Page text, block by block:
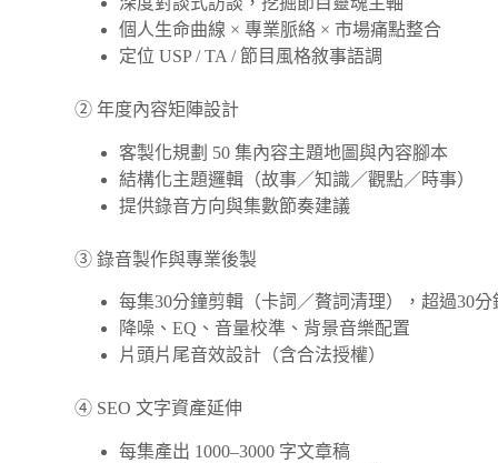
個人生命曲線 × 專業脈絡 × 市場痛點整合
定位 USP / TA / 節目風格敘事語調
② 年度內容矩陣設計
客製化規劃 50 集內容主題地圖與內容腳本
結構化主題邏輯（故事／知識／觀點／時事）
提供錄音方向與集數節奏建議
③ 錄音製作與專業後製
每集30分鐘剪輯（卡詞／贅詞清理），超過30
降噪、EQ、音量校準、背景音樂配置
片頭片尾音效設計（含合法授權）
④ SEO 文字資產延伸
每集產出 1000–3000 字文章稿